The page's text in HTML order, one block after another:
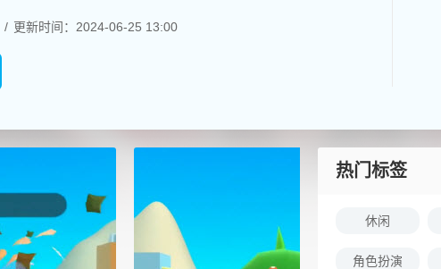
更新时间：2024-06-25 13:00
热门标签
休闲
角色扮演